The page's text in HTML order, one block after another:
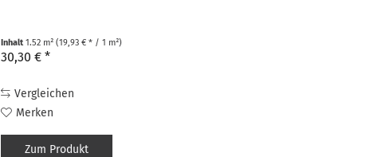
Inhalt1.52 m²(19,93 € * / 1 m²)
30,30 € *
Vergleichen
Merken
Zum Produkt